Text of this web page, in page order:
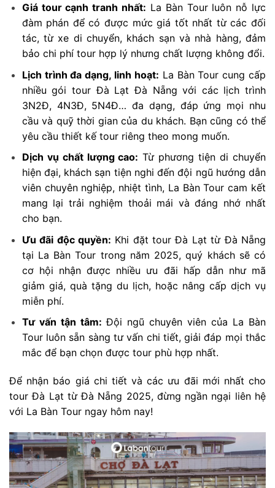
Giá tour cạnh tranh nhất: La Bàn Tour luôn nỗ lực
đàm phán để có được mức giá tốt nhất từ các đối
tác, từ xe di chuyển, khách sạn và nhà hàng, đảm
bảo chi phí tour hợp lý nhưng chất lượng không đổi.
Lịch trình đa dạng, linh hoạt: La Bàn Tour cung cấp
nhiều gói tour Đà Lạt Đà Nẵng với các lịch trình
3N2Đ, 4N3Đ, 5N4Đ… đa dạng, đáp ứng mọi nhu
cầu và quỹ thời gian của du khách. Bạn cũng có thể
yêu cầu thiết kế tour riêng theo mong muốn.
Dịch vụ chất lượng cao: Từ phương tiện di chuyển
hiện đại, khách sạn tiện nghi đến đội ngũ hướng dẫn
viên chuyên nghiệp, nhiệt tình, La Bàn Tour cam kết
mang lại trải nghiệm thoải mái và đáng nhớ nhất
cho bạn.
Ưu đãi độc quyền: Khi đặt tour Đà Lạt từ Đà Nẵng
tại La Bàn Tour trong năm 2025, quý khách sẽ có
cơ hội nhận được nhiều ưu đãi hấp dẫn như mã
giảm giá, quà tặng du lịch, hoặc nâng cấp dịch vụ
miễn phí.
Tư vấn tận tâm: Đội ngũ chuyên viên của La Bàn
Tour luôn sẵn sàng tư vấn chi tiết, giải đáp mọi thắc
mắc để bạn chọn được tour phù hợp nhất.
Để nhận báo giá chi tiết và các ưu đãi mới nhất cho
tour Đà Lạt từ Đà Nẵng 2025, đừng ngần ngại liên hệ
với La Bàn Tour ngay hôm nay!